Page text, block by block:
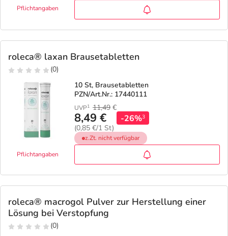
Pflichtangaben
roleca® laxan Brausetabletten
(0)
Pflichtangaben
10 St, Brausetabletten
PZN/Art.Nr.: 17440111
UVP1 11,49 €
8,49 €
(0,85 €/1 St)
-26%3
z.Zt. nicht verfügbar
roleca® macrogol Pulver zur Herstellung einer
Lösung bei Verstopfung
(0)